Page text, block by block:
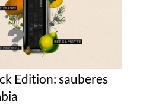
Edition: sauberes